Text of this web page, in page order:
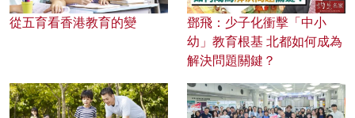
從五育看香港教育的變
鄧飛：少子化衝擊「中小
幼」教育根基 北都如何成為
解決問題關鍵？